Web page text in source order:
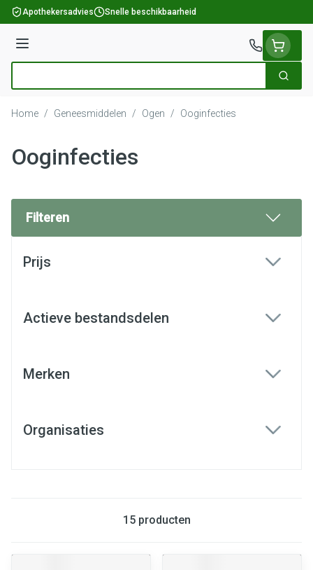
Ga naar de inhoud
Apothekersadvies Snelle beschikbaarheid
Menu
Zoek
Home / Geneesmiddelen / Ogen / Ooginfecties
Ooginfecties
Filteren
Prijs
Actieve bestandsdelen
Merken
Organisaties
15producten